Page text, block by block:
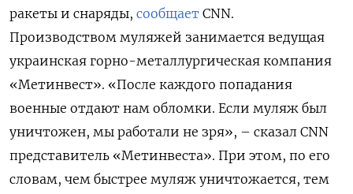
ракеты и снаряды, сообщает CNN.
Производством муляжей занимается ведущая
украинская горно-металлургическая компания
«Метинвест». «После каждого попадания
военные отдают нам обломки. Если муляж был
уничтожен, мы работали не зря», – сказал CNN
представитель «Метинвеста». При этом, по его
словам, чем быстрее муляж уничтожается, тем